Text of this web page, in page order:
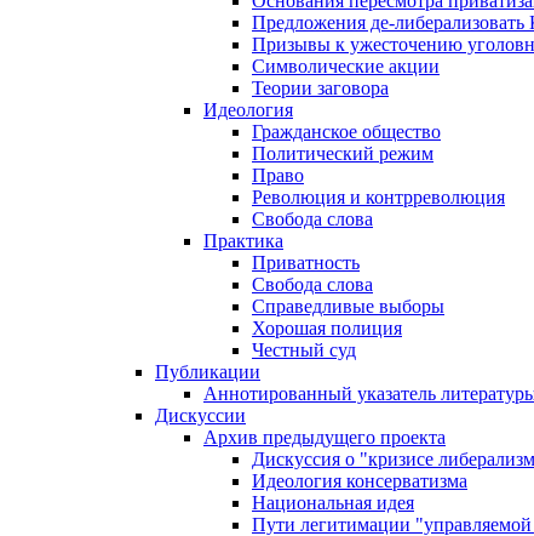
Предложения де-
Призывы к ужесточению
Символические акции
Теории заговора
Идеология
Гражданское общество
Политический режим
Право
Революция и контрреволюция
Свобода слова
Практика
Приватность
Свобода слова
Справедливые выборы
Хорошая полиция
Честный суд
Публикации
Аннотированный указатель
Дискуссии
Архив предыдущего проекта
Дискуссия о "кризисе
Идеология консерватизма
Национальная идея
Пути легитимации